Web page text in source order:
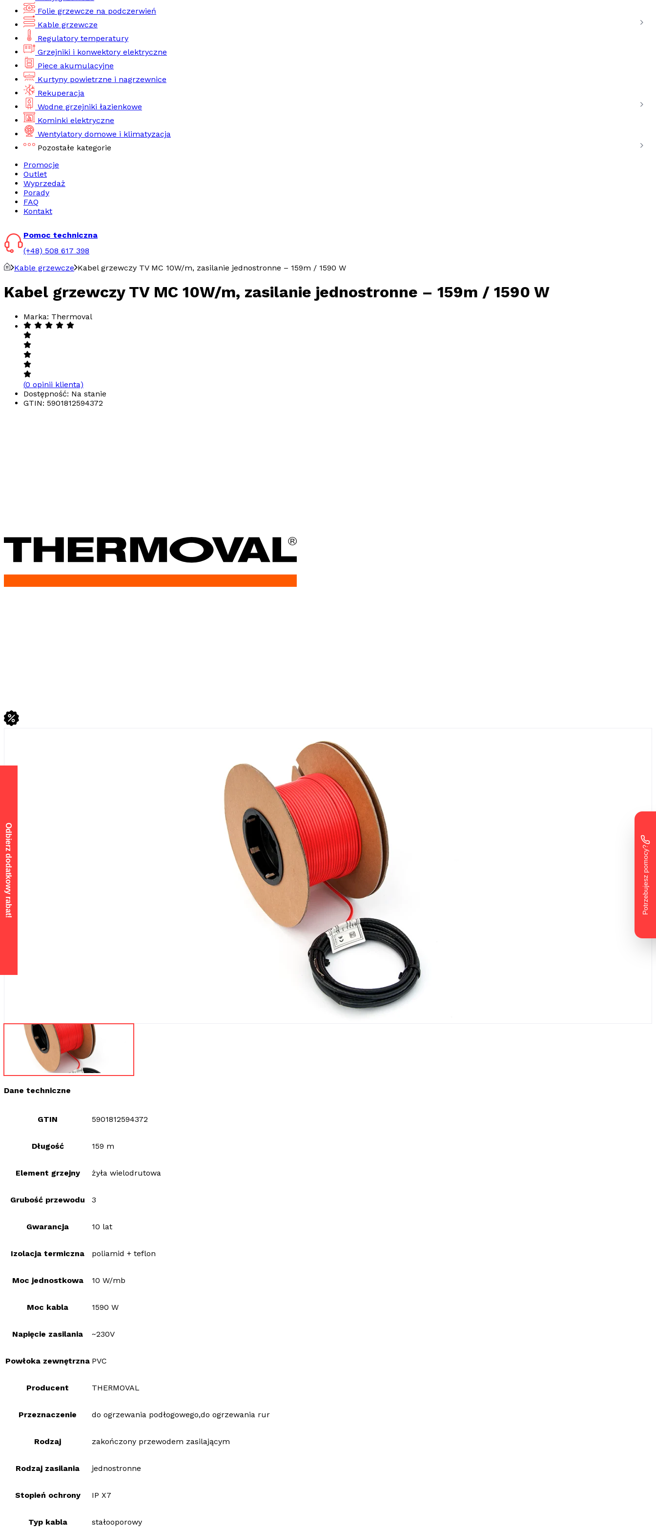
Folie grzewcze na podczerwień
Kable grzewcze
Regulatory temperatury
Grzejniki i konwektory elektryczne
Piece akumulacyjne
Kurtyny powietrzne i nagrzewnice
Rekuperacja
Wodne grzejniki łazienkowe
Kominki elektryczne
Wentylatory domowe i klimatyzacja
Pozostałe kategorie
Promocje
Outlet
Wyprzedaż
Porady
FAQ
Kontakt
Pomoc techniczna
(+48) 508 617 398
Kable grzewcze Kabel grzewczy TV MC 10W/m, zasilanie jednostronne – 159m / 1590 W
Kabel grzewczy TV MC 10W/m, zasilanie jednostronne – 159m / 1590 W
Marka: Thermoval
(0 opinii klienta)
Dostępność: Na stanie
GTIN: 5901812594372
Dane techniczne
GTIN 5901812594372
Długość 159 m
Element grzejny żyła wielodrutowa
Grubość przewodu 3
Gwarancja 10 lat
Izolacja termiczna poliamid + teflon
Moc jednostkowa 10 W/mb
Moc kabla 1590 W
Napięcie zasilania ~230V
Powłoka zewnętrzna PVC
Producent THERMOVAL
Przeznaczenie do ogrzewania podłogowego,do ogrzewania rur
Rodzaj zakończony przewodem zasilającym
Rodzaj zasilania jednostronne
Stopień ochrony IP X7
Typ kabla stałooporowy